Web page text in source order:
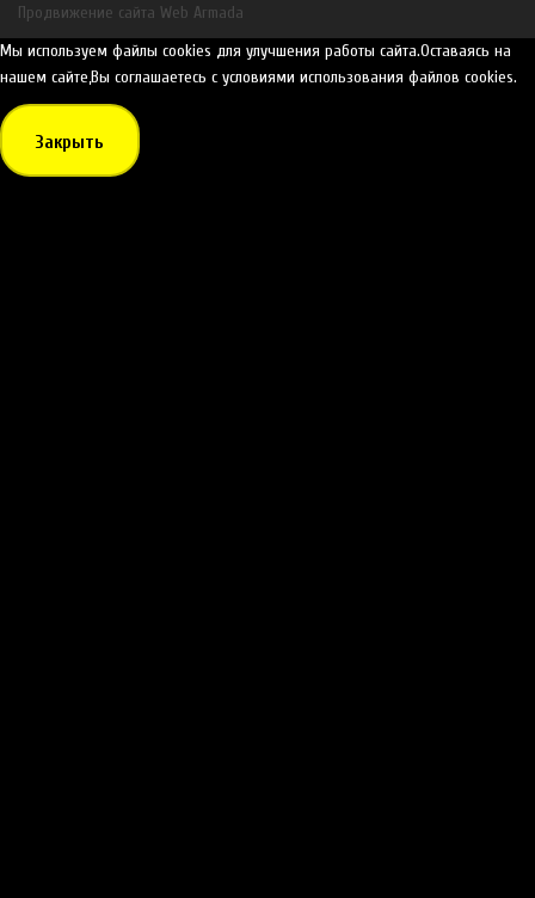
Продвижение сайта Web Armada
Мы используем файлы cookies для улучшения работы сайта.Оставаясь на
нашем сайте,Вы соглашаетесь с условиями использования файлов cookies.
Закрыть